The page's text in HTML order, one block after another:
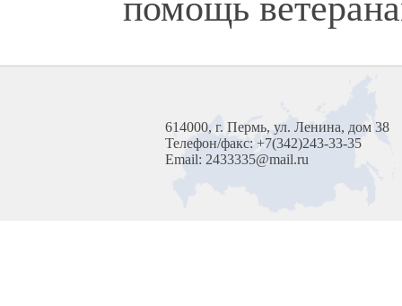
614000, г. Пермь, ул. Ленина, дом 38
Телефон/факс: +7(342)243-33-35
Email: 2433335@mail.ru